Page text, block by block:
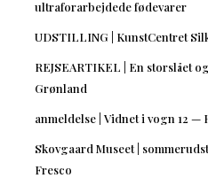
ultraforarbejdede fødevarer
UDSTILLING | KunstCentret
REJSEARTIKEL | En storslået
Grønland
anmeldelse | Vidnet i vogn 12
Skovgaard Museet |
Fresco